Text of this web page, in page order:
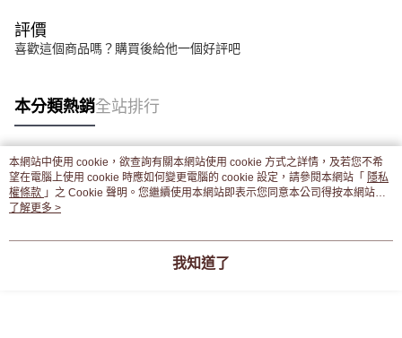
評價
喜歡這個商品嗎？購買後給他一個好評吧
本分類熱銷全站排行
熱門標籤
本網站中使用 cookie，欲查詢有關本網站使用 cookie 方式之詳情，及若您不希
望在電腦上使用 cookie 時應如何變更電腦的 cookie 設定，請參閱本網站「 隱私
權條款 」之 Cookie 聲明。您繼續使用本網站即表示您同意本公司得按本網站使
用條款之 Cookie 聲明使用 cookie。
了解更多 >
我知道了